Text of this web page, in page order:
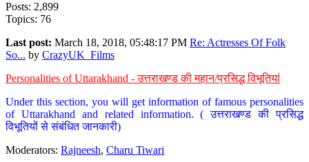
Posts: 2,899
Topics: 76
Last post: March 18, 2018, 05:48:17 PM Re: Actresses Of Folk
So... by CrazyUK_Films
Personalities of Uttarakhand - उत्तराखण्ड की महान/प्रसिद्ध विभूतियां
Under this section, you will get information of famous personalities
of Uttarakhand and related information. ( उत्तराखण्ड की प्रसिद्ध
विभूतियों से संबंधित जानकारी)
Moderators: Rajneesh, Charu Tiwari